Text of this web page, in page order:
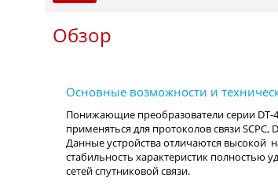
Обзор
Понижающие преобразователи серии DT-
применяться для протоколов связи SCPC,
Данные устройства отличаются высокой
стабильность характеристик
сетей спутниковой связи.